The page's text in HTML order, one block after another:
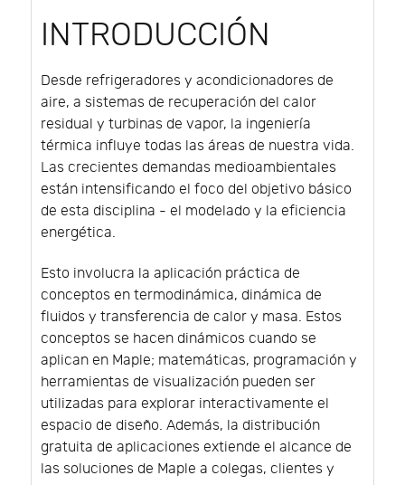
INTRODUCCIÓN
Desde refrigeradores y acondicionadores de
aire, a sistemas de recuperación del calor
residual y turbinas de vapor, la ingeniería
térmica influye todas las áreas de nuestra vida.
Las crecientes demandas medioambientales
están intensificando el foco del objetivo básico
de esta disciplina - el modelado y la eficiencia
energética.
Esto involucra la aplicación práctica de
conceptos en termodinámica, dinámica de
fluidos y transferencia de calor y masa. Estos
conceptos se hacen dinámicos cuando se
aplican en Maple; matemáticas, programación y
herramientas de visualización pueden ser
utilizadas para explorar interactivamente el
espacio de diseño. Además, la distribución
gratuita de aplicaciones extiende el alcance de
las soluciones de Maple a colegas, clientes y